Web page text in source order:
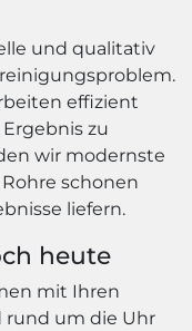
und qualitativ
effizient
zu
wir modernste
schonen
liefern.
heute
mit Ihren
rund um die Uhr